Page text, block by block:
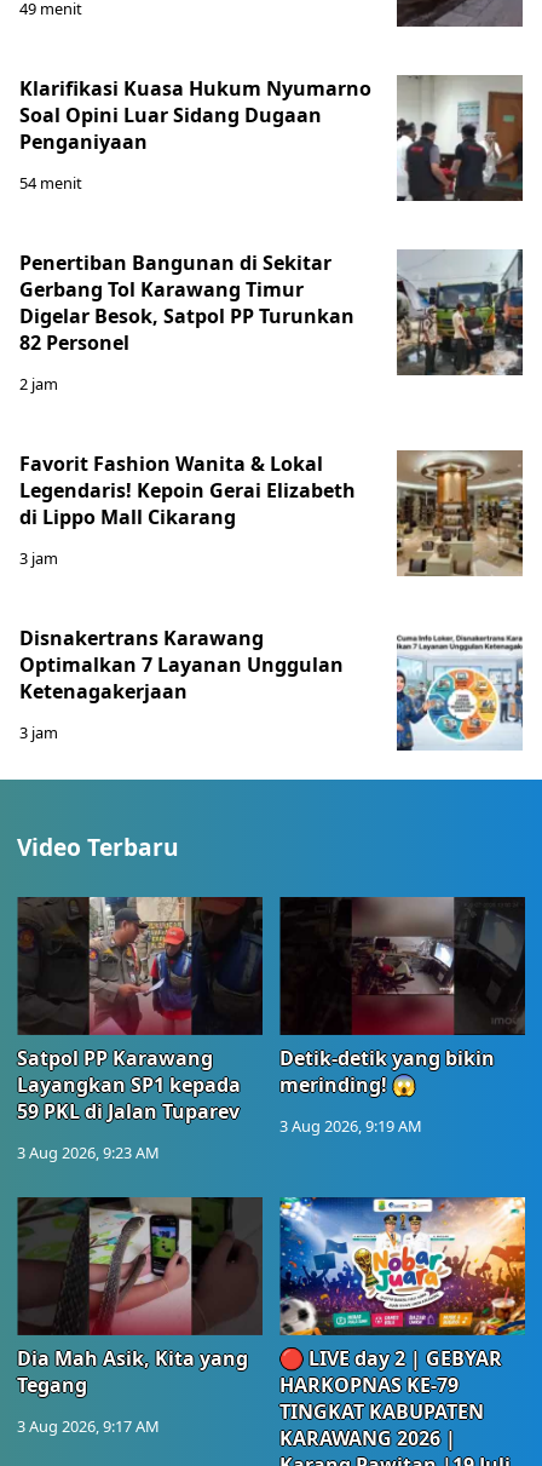
49 menit
Klarifikasi Kuasa Hukum Nyumarno
Soal Opini Luar Sidang Dugaan
Penganiyaan
54 menit
Penertiban Bangunan di Sekitar
Gerbang Tol Karawang Timur
Digelar Besok, Satpol PP Turunkan
82 Personel
2 jam
Favorit Fashion Wanita & Lokal
Legendaris! Kepoin Gerai Elizabeth
di Lippo Mall Cikarang
3 jam
Disnakertrans Karawang
Optimalkan 7 Layanan Unggulan
Ketenagakerjaan
3 jam
Video Terbaru
Satpol PP Karawang
Layangkan SP1 kepada
59 PKL di Jalan Tuparev
3 Aug 2026, 9:23 AM
Detik-detik yang bikin
merinding! 😱
3 Aug 2026, 9:19 AM
Dia Mah Asik, Kita yang
Tegang
3 Aug 2026, 9:17 AM
🔴 LIVE day 2 | GEBYAR
HARKOPNAS KE-79
TINGKAT KABUPATEN
KARAWANG 2026 |